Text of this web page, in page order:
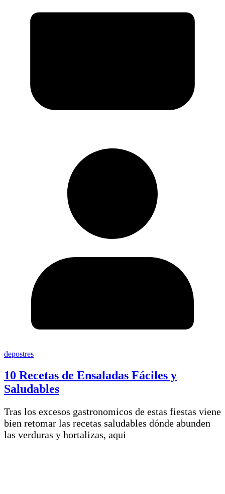
depostres
10 Recetas de Ensaladas Fáciles y
Saludables
Tras los excesos gastronomicos de estas fiestas viene
bien retomar las recetas saludables dónde abunden
las verduras y hortalizas, aqui